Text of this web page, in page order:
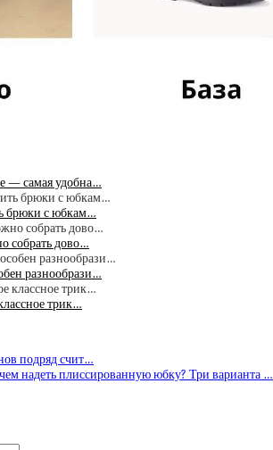
— самая удобна…
брюки с юбкам…
собрать дово…
разнообрази…
трик…
подряд счит…
надеть плиссированную юбку? Три варианта …